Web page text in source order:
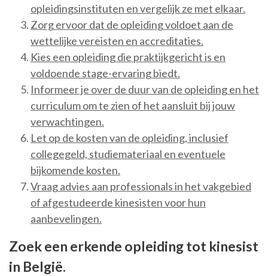
opleidingsinstituten en vergelijk ze met elkaar.
Zorg ervoor dat de opleiding voldoet aan de
wettelijke vereisten en accreditaties.
Kies een opleiding die praktijkgericht is en
voldoende stage-ervaring biedt.
Informeer je over de duur van de opleiding en het
curriculum om te zien of het aansluit bij jouw
verwachtingen.
Let op de kosten van de opleiding, inclusief
collegegeld, studiemateriaal en eventuele
bijkomende kosten.
Vraag advies aan professionals in het vakgebied
of afgestudeerde kinesisten voor hun
aanbevelingen.
Zoek een erkende opleiding tot kinesist
in België.